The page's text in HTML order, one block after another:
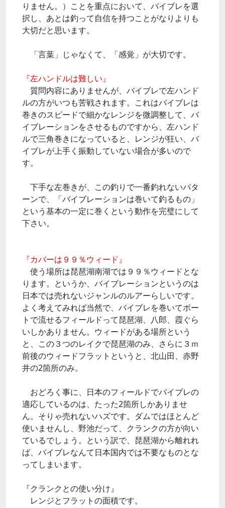
りません。）ことを重点において、バイブレを選
択し、あとは釣って自信を持つことがなりよりも
大切だと思います。
「言葉」じゃなくて、「感覚」が大切です。
『左ハンドルは難しい』
質問内容にありませんが、バイブレで左ハンド
ルの方がいつも苦戦されます。これはバイブレは
巻きのスピードで細かなレンジを微調整して、バ
イブレーションをさせるものですから、左ハンド
ルで三角巻きになっていると、レンジが狂い、バ
イブレが上手く振動していない場合が多いので
す。
下手な左巻きが、この釣りで一番釣れないパタ
ーンで、「バイブレーションは巻いて釣るもの」
という基本の一定に巻くという動作を完璧にして
下さい。
『カバーは９９％ウィード』
使う場所は琵琶湖南湖では９９％ウィードとな
ります。というか、バイブレーションというのは
日本では売れないジャンルのルアーらしいです。
よく考えてみれば当然で、バイブレを巻いてボー
トで流せるフィールドって琵琶湖、八郎、霞ぐら
いしかありません。ウィードがある場所という
と、この３つのレイクで琵琶湖のみ、さらに３ｍ
前後のウィードフラットというと、北山田、赤野
井の2箇所のみ。
おどろく事に、日本のフィールドでバイブレの
適応しているのは、たった2箇所しかありませ
ん。そりゃ売れないハズです。ダムではほとんど
使いませんし、野池だって、クランクの方が向い
ているでしょう。という訳で、琵琶湖から離れれ
ば、バイブレなんて日本国内では不要なものとな
ってしまいます。
『クランクとの使い分け』
レンジとフラットの面積です。